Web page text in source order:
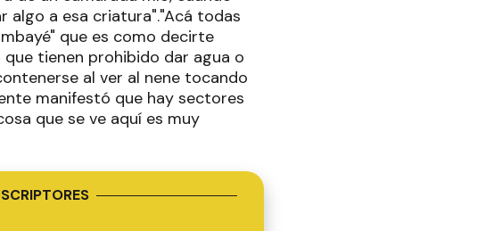
algo a esa criatura"."Acá todas
que es como decirte
que tienen prohibido dar agua o
al ver al nene tocando
manifestó que hay sectores
que se ve aquí es muy